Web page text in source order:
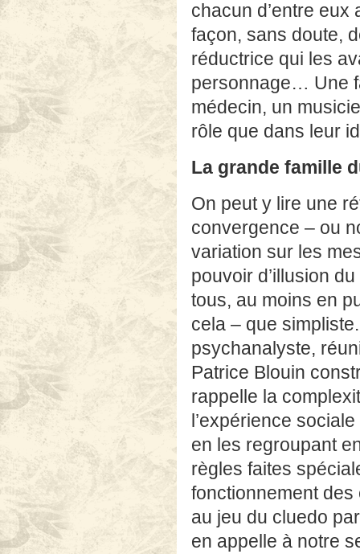
chacun d’entre
façon, sans doute,
réductrice qui les
personnage… Une
médecin, un
rôle que dans leur
La grande famille
On peut y lire une
convergence – ou
variation sur les
pouvoir d’illusion
tous, au moins en
cela – que
psychanalyste,
Patrice Blouin
rappelle la
l’expérience
en les regroupant
règles faites
fonctionnement des
au jeu du cluedo
en appelle à notre